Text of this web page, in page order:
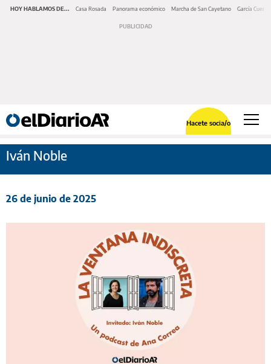
HOY HABLAMOS DE... Casa Rosada Panorama económico Marcha de San Cayetano García Cuerva
Hacete socia/o
Iván Noble
26 de junio de 2025